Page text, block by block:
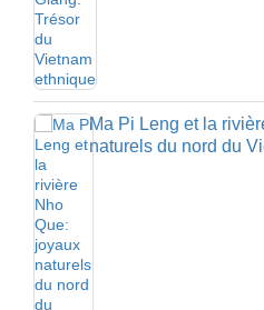
Ma Pi Leng et la
naturels du nord du